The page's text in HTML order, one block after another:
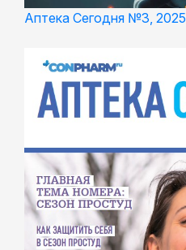
Аптека Сегодня №3, 2025